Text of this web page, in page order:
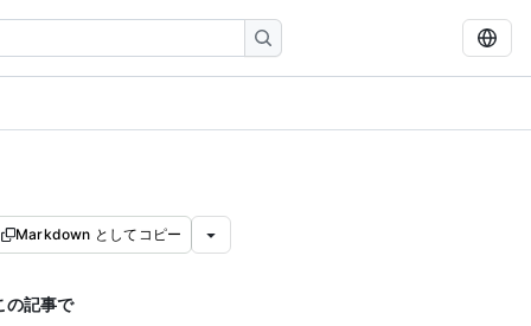
Markdown としてコピー
の記事で